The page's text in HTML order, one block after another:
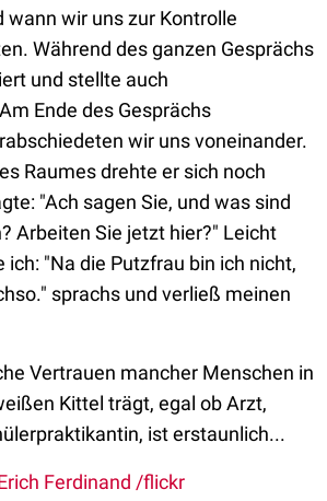
wann wir uns zur Kontrolle
Während des ganzen Gesprächs
und stellte auch
Ende des Gesprächs
wir uns voneinander.
Raumes drehte er sich noch
"Ach sagen Sie, und was sind
Arbeiten Sie jetzt hier?" Leicht
"Na die Putzfrau bin ich nicht,
sprachs und verließ meinen
Vertrauen mancher Menschen in
Kittel trägt, egal ob Arzt,
ist erstaunlich...
Ferdinand /flickr